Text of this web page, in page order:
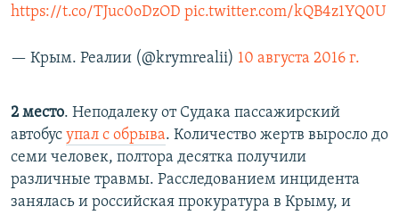
https://t.co/TJuc0oDzOD pic.twitter.com/kQB4z1YQ0U
— Крым. Реалии (@krymrealii) 10 августа 2016 г.
2 место. Неподалеку от Судака пассажирский
автобус упал с обрыва. Количество жертв выросло до
семи человек, полтора десятка получили
различные травмы. Расследованием инцидента
занялась и российская прокуратура в Крыму, и